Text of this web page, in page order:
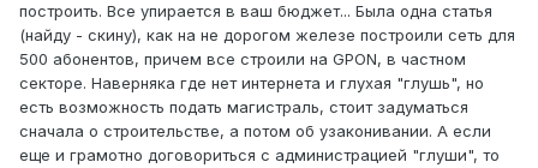
построить. Все упирается в ваш бюджет... Была одна статья
(найду - скину), как на не дорогом железе построили сеть для
500 абонентов, причем все строили на GPON, в частном
секторе. Наверняка где нет интернета и глухая "глушь", но
есть возможность подать магистраль, стоит задуматься
сначала о строительстве, а потом об узаконивании. А если
еще и грамотно договориться с администрацией "глуши", то